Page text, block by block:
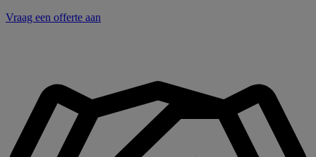
Vraag een offerte aan